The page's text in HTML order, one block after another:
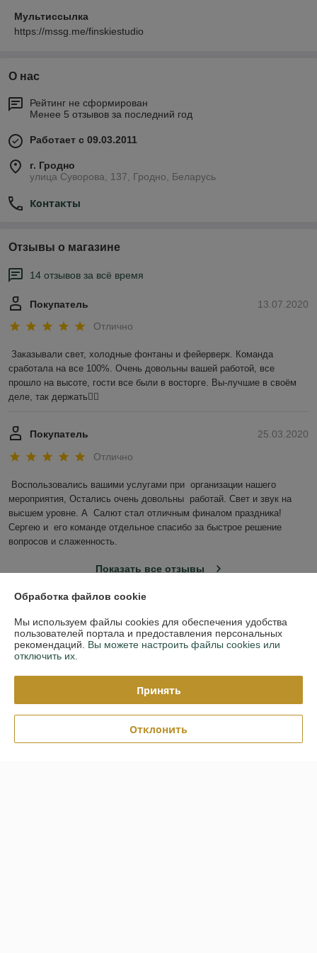
Мультиссылка
https://mssg.me/finskiestudio
О нас
Рейтинг не сформирован
Менее 5 отзывов за последний год
Работает с 09.03.2011
г. Гродно
улица Суворова, 137, Гродно, Беларусь
Контакты
Отзывы о магазине
14 отзывов за всё время
13.07.2020
Покупатель
Отлично
Заказывали свет, холодные фонтаны и фейерверк. Команда
сработала на все 100%. Очень довольны вашей работой, все
прошло на высоте, гости все были в восторге. Вы-лучшие в своём
деле, так держать✊🏻
25.03.2020
Покупатель
Отлично
Воспользовались вашими услугами при  организации нашего
мероприятия, Остались очень довольны  работай. Свет и звук на
высшем уровне. А  Салют стал отличным финалом праздника!
Сергею и  его команде отдельное спасибо за быстрое решение
вопросов и слаженность.
Показать все отзывы
О нас
Контакты
Полная версия сайта
Обработка файлов cookie
Мы используем файлы cookies для обеспечения удобства
пользователей портала и предоставления персональных
рекомендаций. Вы можете настроить файлы cookies или
отключить их.
Принять
Отклонить